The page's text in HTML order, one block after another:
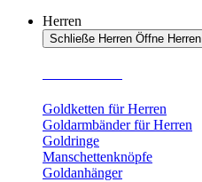
Herren
Schließe Herren Öffne Herren
Goldketten für Herren
Goldarmbänder für Herren
Goldringe
Manschettenknöpfe
Goldanhänger